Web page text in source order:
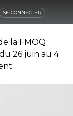
SE CONNECTER
la FMOQ
26 juin au 4